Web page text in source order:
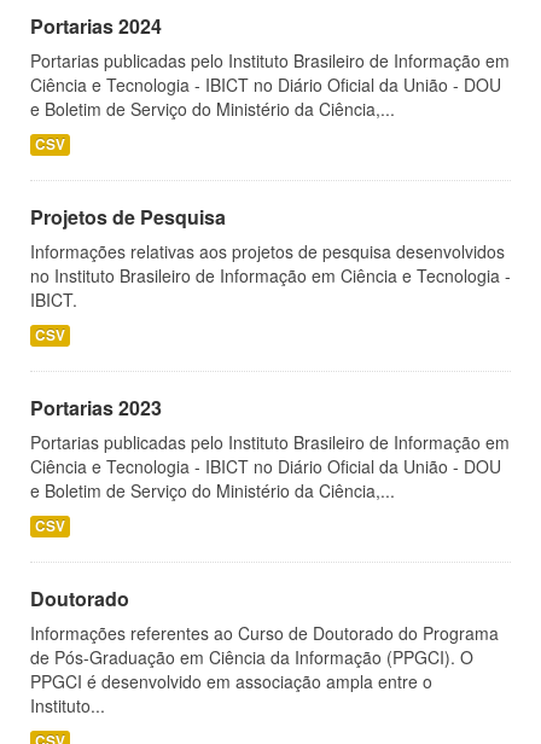
Portarias 2024
Portarias publicadas pelo Instituto Brasileiro de Informação em
Ciência e Tecnologia - IBICT no Diário Oficial da União - DOU
e Boletim de Serviço do Ministério da Ciência,...
CSV
Projetos de Pesquisa
Informações relativas aos projetos de pesquisa desenvolvidos
no Instituto Brasileiro de Informação em Ciência e Tecnologia -
IBICT.
CSV
Portarias 2023
Portarias publicadas pelo Instituto Brasileiro de Informação em
Ciência e Tecnologia - IBICT no Diário Oficial da União - DOU
e Boletim de Serviço do Ministério da Ciência,...
CSV
Doutorado
Informações referentes ao Curso de Doutorado do Programa
de Pós-Graduação em Ciência da Informação (PPGCI). O
PPGCI é desenvolvido em associação ampla entre o
Instituto...